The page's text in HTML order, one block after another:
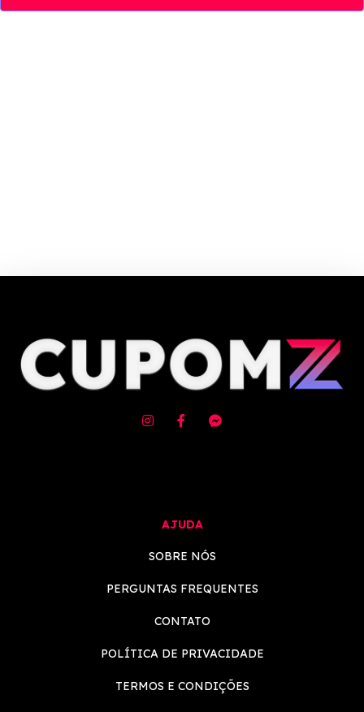
AJUDA
SOBRE NÓS
PERGUNTAS FREQUENTES
CONTATO
POLÍTICA DE PRIVACIDADE
TERMOS E CONDIÇÕES